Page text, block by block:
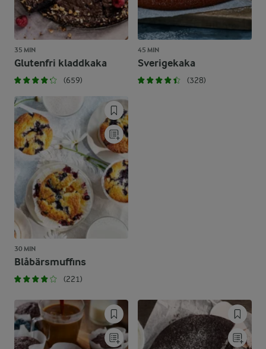
35 MIN
Glutenfri kladdkaka
(659)
45 MIN
Sverigekaka
(328)
30 MIN
Blåbärsmuffins
(221)